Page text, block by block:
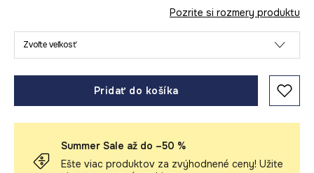
Pozrite si rozmery produktu
Zvoľte veľkosť
Pridať do košíka
Summer Sale až do –50 %
Ešte viac produktov za zvýhodnené ceny! Užite